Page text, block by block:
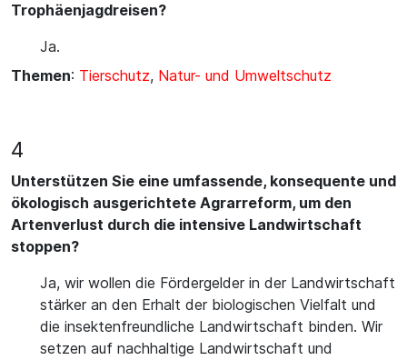
Trophäenjagdreisen?
Ja.
Themen: Tierschutz, Natur- und Umweltschutz
4
Unterstützen Sie eine umfassende, konsequente und
ökologisch ausgerichtete Agrarreform, um den
Artenverlust durch die intensive Landwirtschaft
stoppen?
Ja, wir wollen die Fördergelder in der Landwirtschaft
stärker an den Erhalt der biologischen Vielfalt und
die insektenfreundliche Landwirtschaft binden. Wir
setzen auf nachhaltige Landwirtschaft und